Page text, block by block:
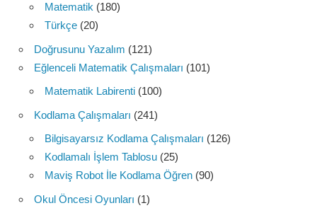
Matematik (180)
Türkçe (20)
Doğrusunu Yazalım (121)
Eğlenceli Matematik Çalışmaları (101)
Matematik Labirenti (100)
Kodlama Çalışmaları (241)
Bilgisayarsız Kodlama Çalışmaları (126)
Kodlamalı İşlem Tablosu (25)
Maviş Robot İle Kodlama Öğren (90)
Okul Öncesi Oyunları (1)